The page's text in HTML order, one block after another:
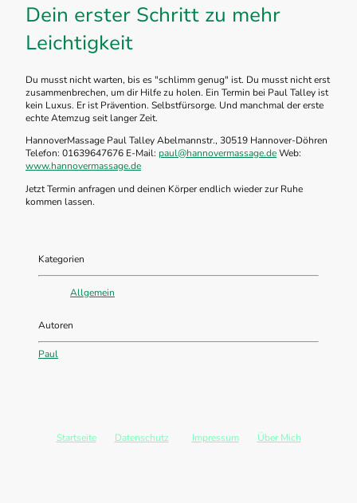
Dein erster Schritt zu mehr
Leichtigkeit
Du musst nicht warten, bis es "schlimm genug" ist. Du musst nicht erst
zusammenbrechen, um dir Hilfe zu holen. Ein Termin bei Paul Talley ist
kein Luxus. Er ist Prävention. Selbstfürsorge. Und manchmal der erste
echte Atemzug seit langer Zeit.
HannoverMassage Paul Talley Abelmannstr., 30519 Hannover-Döhren
Telefon: 01639647676 E-Mail: paul@hannovermassage.deWeb:
www.hannovermassage.de
Jetzt Termin anfragen und deinen Körper endlich wieder zur Ruhe
kommen lassen.
Kategorien
Allgemein
Autoren
Paul
Startseite- Datenschutz Impressum- Über Mich